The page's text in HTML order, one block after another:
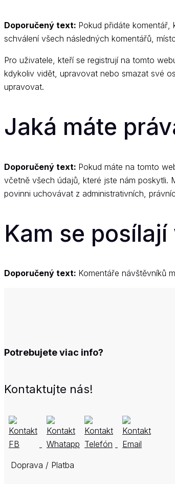
Doporučený text: Pokud přidáte
schválení všech následných komentářů,
Pro uživatele, kteří se registrují na tomto
kdykoliv vidět, upravovat nebo smazat své
upravovat.
Jaká máte
Doporučený text: Pokud máte na tomto
včetně všech údajů, které jste nám poskytli.
povinni uchovávat z administrativních,
Kam se
Doporučený text: Komentáře návštěvníků
Potrebujete viac info?
Kontaktujte nás!
Doprava / Platba